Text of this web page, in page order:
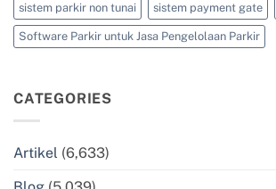
sistem parkir non tunai sistem payment gate
Software Parkir untuk Jasa Pengelolaan Parkir
CATEGORIES
Artikel (6,633)